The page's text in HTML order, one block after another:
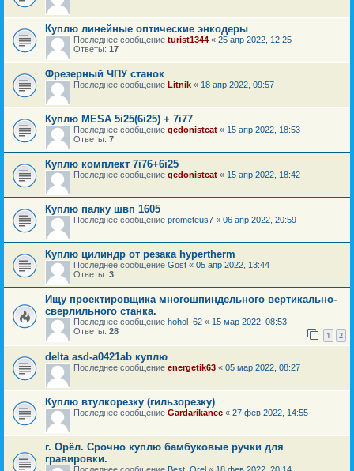
Куплю линейные оптические энкодеры
Последнее сообщение turist1344 « 25 апр 2022, 12:25
Ответы: 17
Фрезерный ЧПУ станок
Последнее сообщение Litnik « 18 апр 2022, 09:57
Куплю MESA 5i25(6i25) + 7i77
Последнее сообщение gedonistcat « 15 апр 2022, 18:53
Ответы: 7
Куплю комплект 7i76+6i25
Последнее сообщение gedonistcat « 15 апр 2022, 18:42
Куплю палку швп 1605
Последнее сообщение prometeus7 « 06 апр 2022, 20:59
Куплю цилиндр от резака hypertherm
Последнее сообщение Gost « 05 апр 2022, 13:44
Ответы: 3
Ищу проектировщика многошпиндельного вертикально-
сверлильного станка.
Последнее сообщение hohol_62 « 15 мар 2022, 08:53
Ответы: 28 1 2
delta asd-a0421ab куплю
Последнее сообщение energetik63 « 05 мар 2022, 08:27
Куплю втулкорезку (гильзорезку)
Последнее сообщение Gardarikanec « 27 фев 2022, 14:55
г. Орёл. Срочно куплю бамбуковые ручки для
гравировки.